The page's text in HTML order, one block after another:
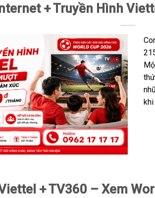
+ Truyền Hình
khi
+ TV360 – Xem